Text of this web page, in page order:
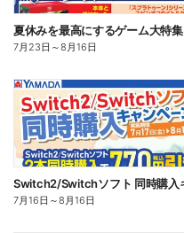
夏休みを最高にするゲーム大特集
7月23日 ～8月16日
7月16日 ～8月16日